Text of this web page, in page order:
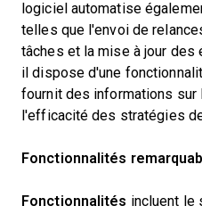
logiciel automatise
telles que l'envoi de
tâches et la mise à jour des
il dispose d'une
fournit des informations
l'efficacité des stratégies
Fonctionnalités
Fonctionnalités incluent le